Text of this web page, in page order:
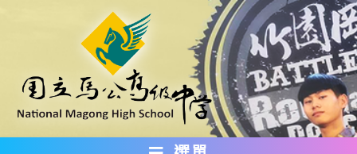
內